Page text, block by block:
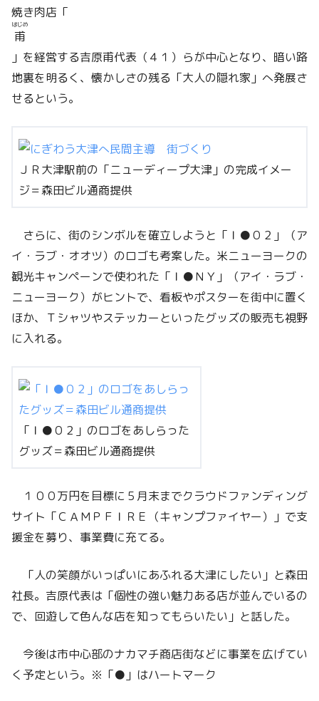
焼き肉店「
甫
はじめ
」を経営する吉原甫代表（４１）らが中心となり、暗い路
地裏を明るく、懐かしさの残る「大人の隠れ家」へ発展さ
せるという。
ＪＲ大津駅前の「ニューディープ大津」の完成イメー
ジ＝森田ビル通商提供
さらに、街のシンボルを確立しようと「Ｉ●０２」（ア
イ・ラブ・オオツ）のロゴも考案した。米ニューヨークの
観光キャンペーンで使われた「Ｉ●ＮＹ」（アイ・ラブ・
ニューヨーク）がヒントで、看板やポスターを街中に置く
ほか、Ｔシャツやステッカーといったグッズの販売も視野
に入れる。
「Ｉ●０２」のロゴをあしらった
グッズ＝森田ビル通商提供
１００万円を目標に５月末までクラウドファンディング
サイト「ＣＡＭＰＦＩＲＥ（キャンプファイヤー）」で支
援金を募り、事業費に充てる。
「人の笑顔がいっぱいにあふれる大津にしたい」と森田
社長。吉原代表は「個性の強い魅力ある店が並んでいるの
で、回遊して色んな店を知ってもらいたい」と話した。
今後は市中心部のナカマチ商店街などに事業を広げてい
く予定という。※「●」はハートマーク